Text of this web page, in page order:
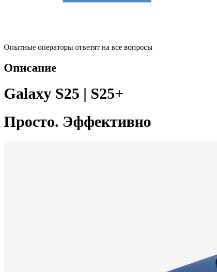
Опытные операторы ответят на все вопросы
Описание
Galaxy S25 | S25+
Просто. Эффективно